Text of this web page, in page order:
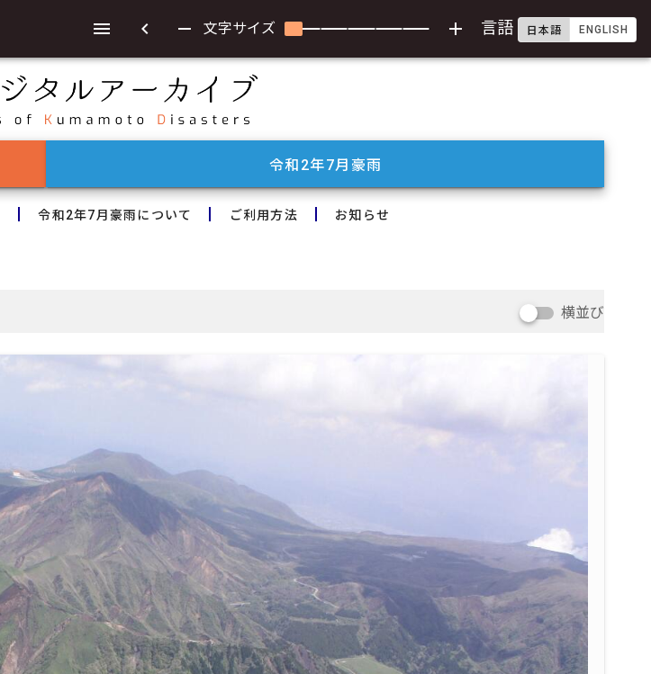
chevron_left remove 文字サイズ add 言語 日本語 ENGLISH
令和2年7月豪雨
令和2年7月豪雨について ご利用方法 お知らせ
横並び